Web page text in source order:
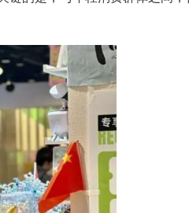
连忘返的潮流玩家，是